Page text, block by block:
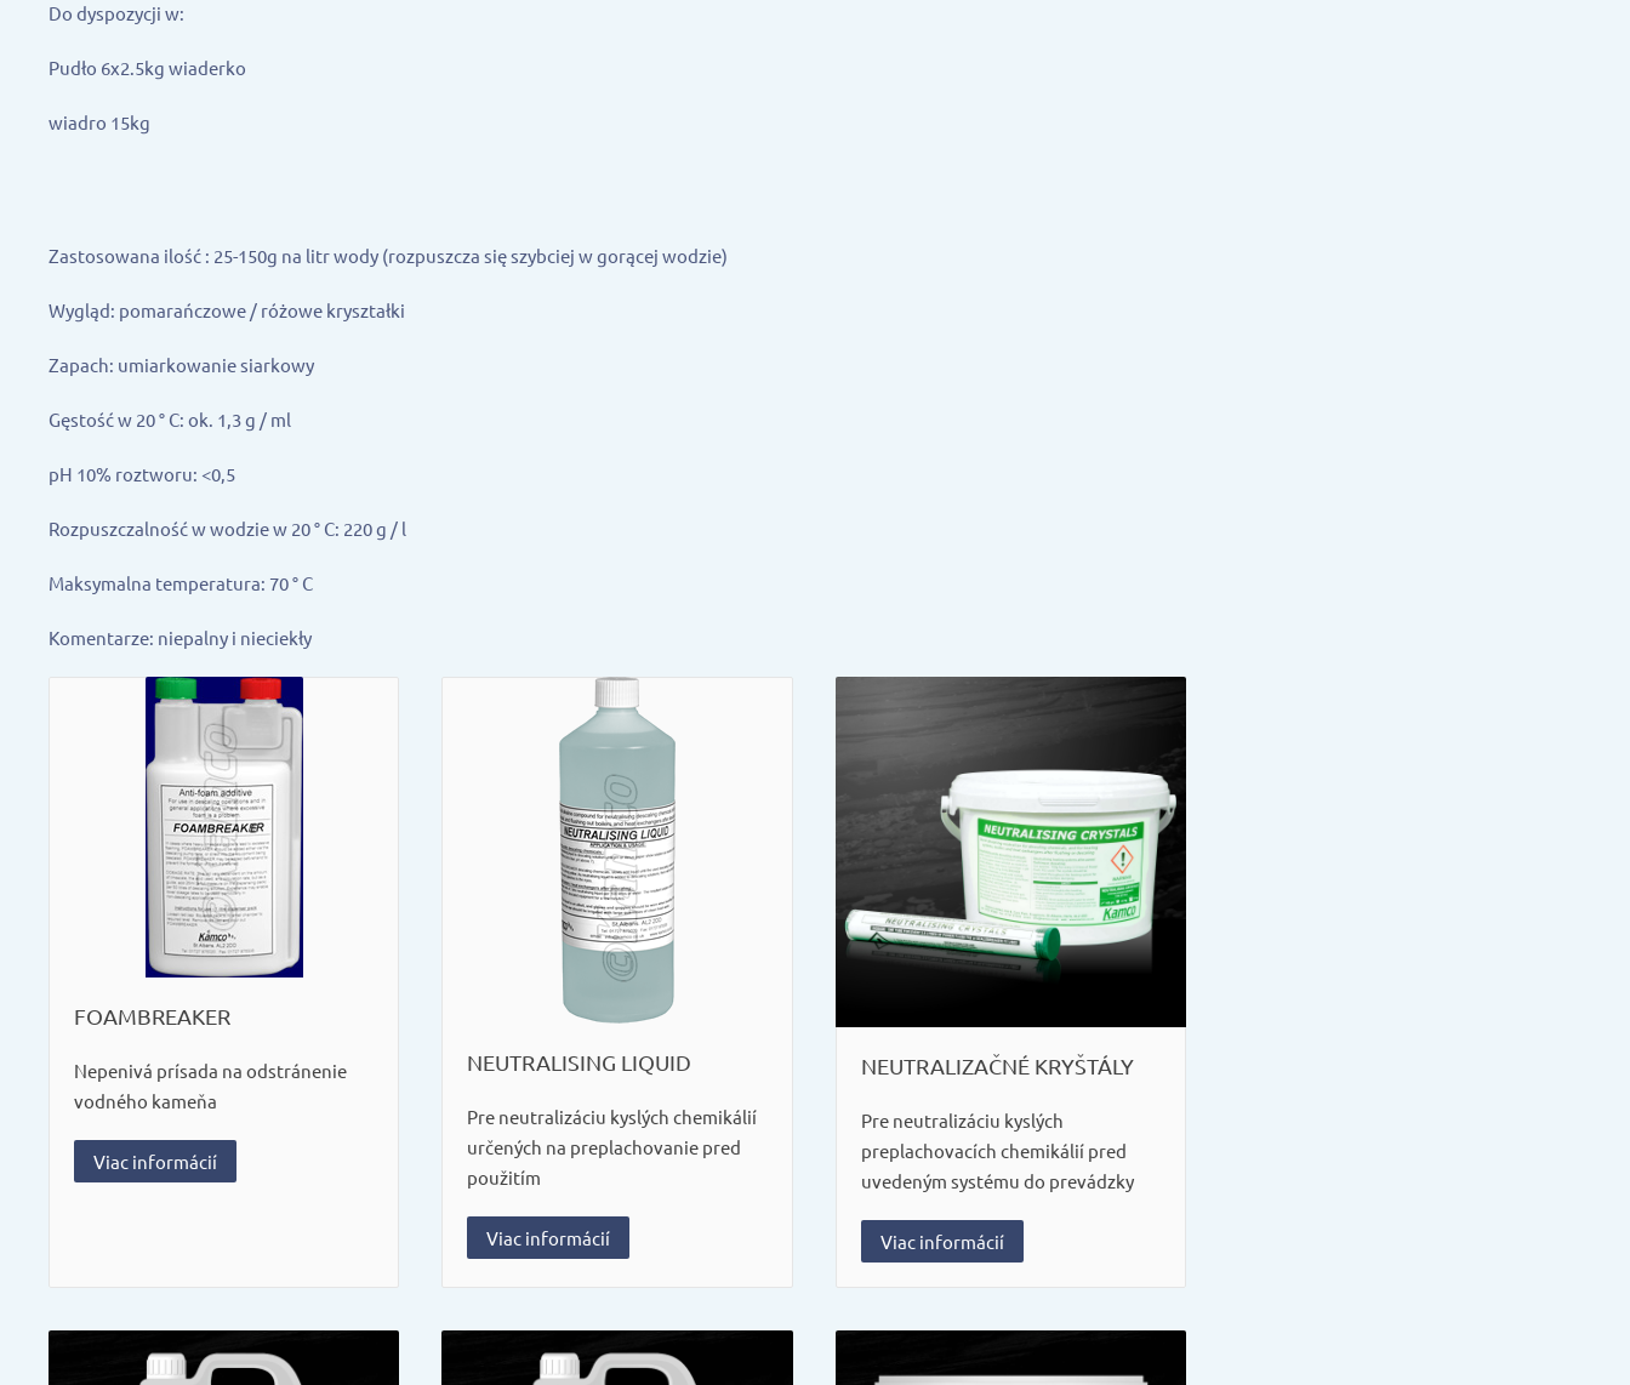
Do dyspozycji w:
Pudło 6x2.5kg wiaderko
wiadro 15kg
Zastosowana ilość : 25-150g na litr wody (rozpuszcza się szybciej w gorącej wodzie)
Wygląd: pomarańczowe / różowe kryształki
Zapach: umiarkowanie siarkowy
Gęstość w 20 ° C: ok. 1,3 g / ml
pH 10% roztworu: <0,5
Rozpuszczalność w wodzie w 20 ° C: 220 g / l
Maksymalna temperatura: 70 ° C
Komentarze: niepalny i nieciekły
FOAMBREAKER
Nepenivá prísada na odstránenie
vodného kameňa
Viac informácií
NEUTRALISING LIQUID
Pre neutralizáciu kyslých chemikálií
určených na preplachovanie pred
použitím
Viac informácií
NEUTRALIZAČNÉ KRYŠTÁLY
Pre neutralizáciu kyslých
preplachovacích chemikálií pred
uvedeným systému do prevádzky
Viac informácií